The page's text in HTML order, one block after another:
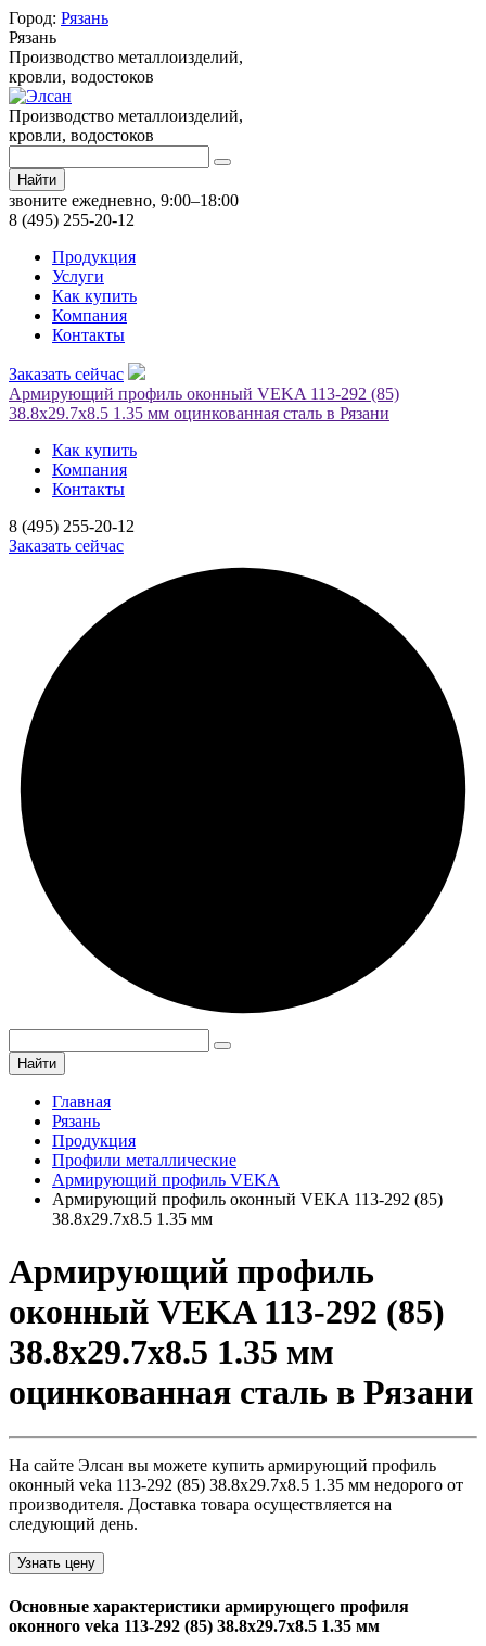
Город: Рязань
Рязань
Производство металлоизделий,
кровли, водостоков
Производство металлоизделий,
кровли, водостоков
Найти
звоните ежедневно, 9:00–18:00
8 (495) 255-20-12
Продукция
Услуги
Как купить
Компания
Контакты
Заказать сейчас
Армирующий профиль оконный VEKA 113-292 (85)
38.8х29.7х8.5 1.35 мм оцинкованная сталь в Рязани
Как купить
Компания
Контакты
8 (495) 255-20-12
Заказать сейчас
Найти
Главная
Рязань
Продукция
Профили металлические
Армирующий профиль VEKA
Армирующий профиль оконный VEKA 113-292 (85)
38.8х29.7х8.5 1.35 мм
Армирующий профиль
оконный VEKA 113-292 (85)
38.8х29.7х8.5 1.35 мм
оцинкованная сталь в Рязани
На сайте Элсан вы можете купить армирующий профиль
оконный veka 113-292 (85) 38.8х29.7х8.5 1.35 мм недорого от
производителя. Доставка товара осуществляется на
следующий день.
Узнать цену
Основные характеристики армирующего профиля
оконного veka 113-292 (85) 38.8х29.7х8.5 1.35 мм